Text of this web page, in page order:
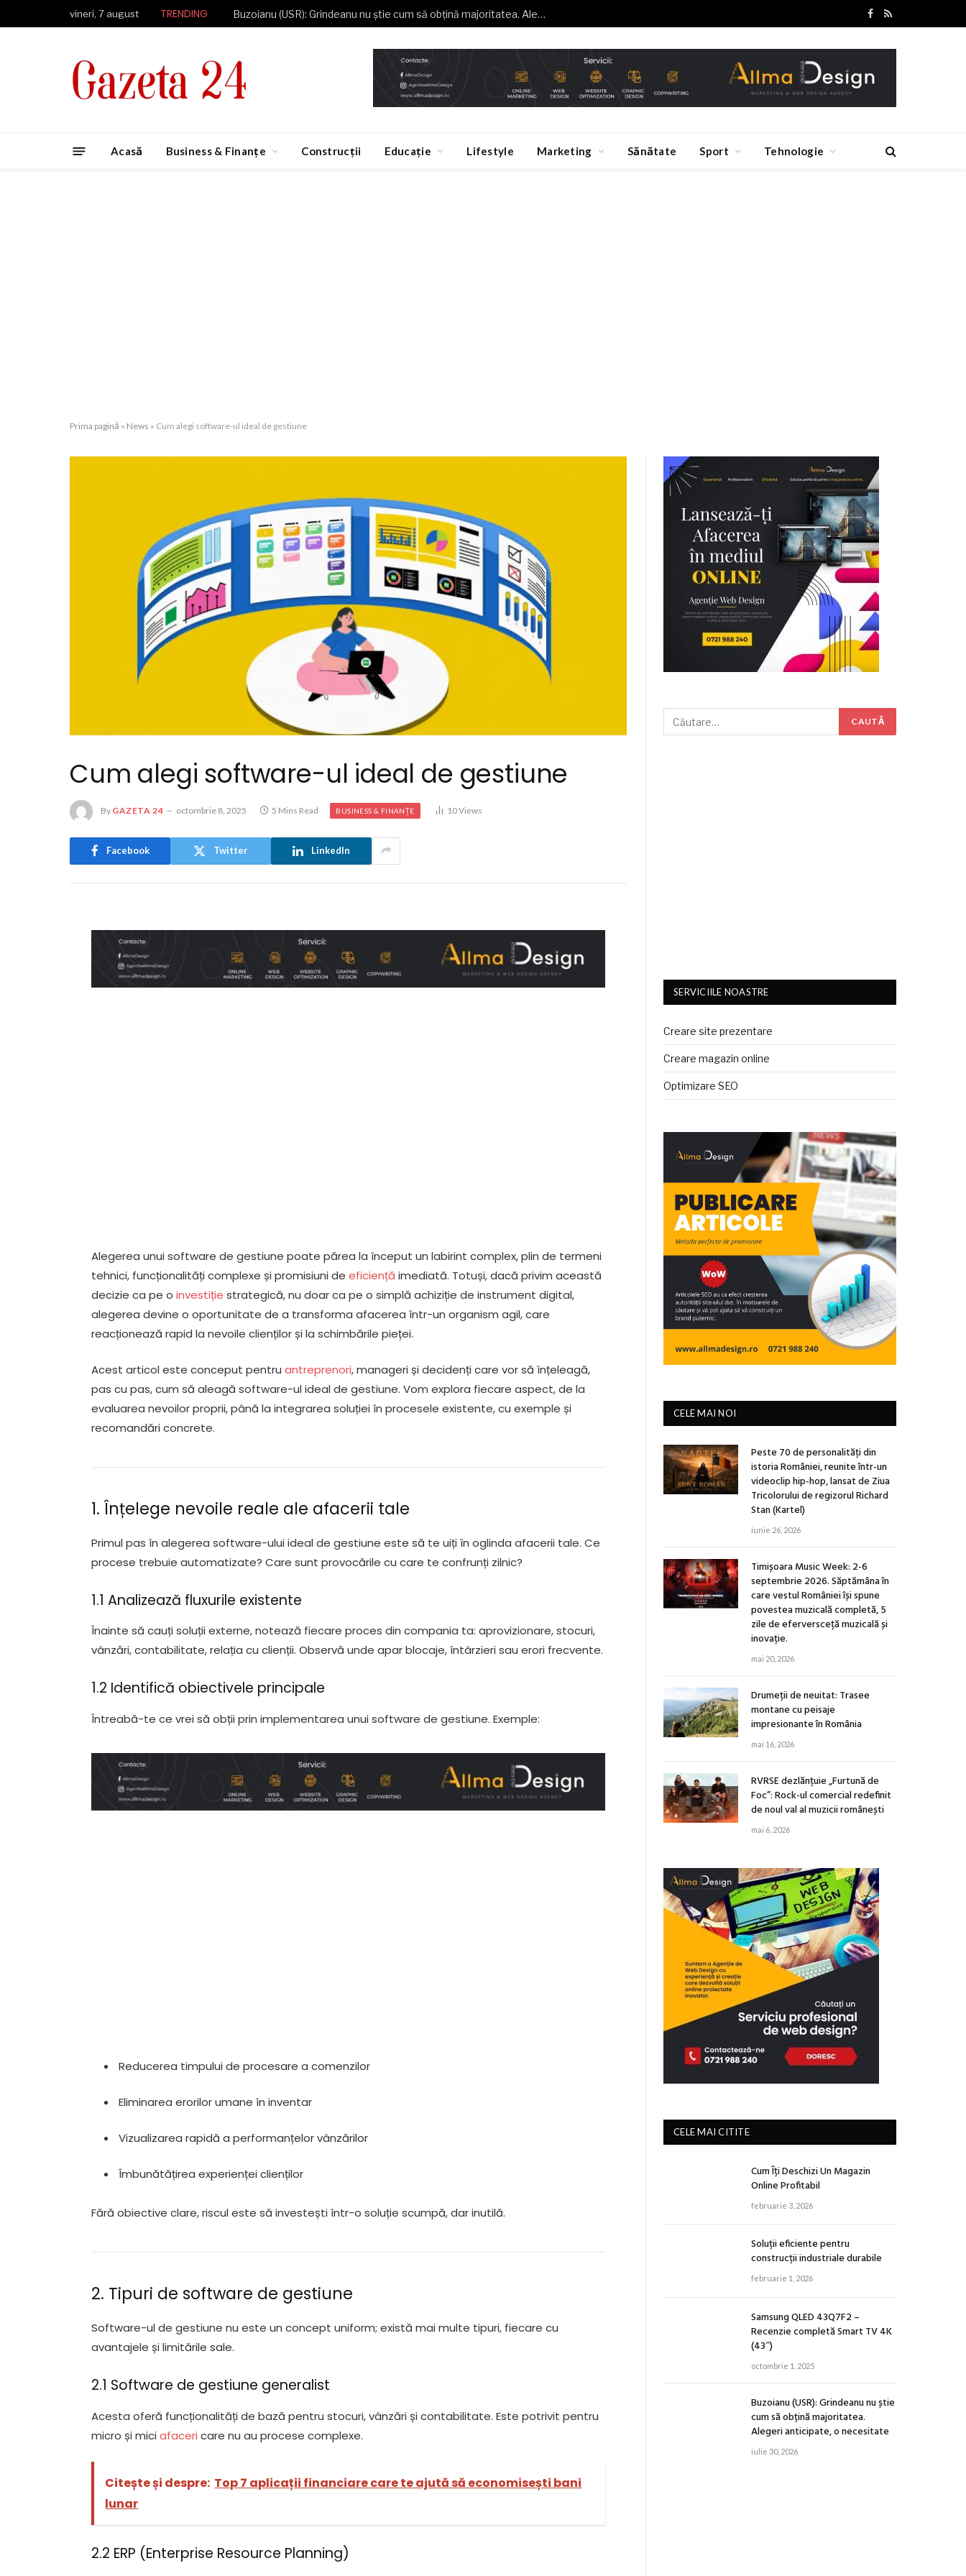
vineri, 7 august TRENDING Buzoianu (USR): Grindeanu nu știe cum să obțină majoritatea. Alegeri anticipate, o necesitate
Facebook
RSS
Acasă Business & Finanțe Construcții Educație Lifestyle Marketing Sănătate Sport Tehnologie
Prima pagină » News » Cum alegi software-ul ideal de gestiune
Cum alegi software-ul ideal de gestiune
By GAZETA 24 octombrie 8, 2025 5 Mins Read BUSINESS & FINANȚE 10Views
Facebook Twitter LinkedIn
Alegerea unui software de gestiune poate părea la început un labirint complex, plin de termeni
tehnici, funcționalități complexe și promisiuni deeficiență imediată. Totuși, dacă privim această
decizie ca pe oinvestiție strategică, nu doar ca pe o simplă achiziție de instrument digital,
alegerea devine o oportunitate de a transforma afacerea într-un organism agil, care
reacționează rapid la nevoile clienților și la schimbările pieței.
Acest articol este conceput pentruantreprenori, manageri și decidenți care vor să înțeleagă,
pas cu pas, cum să aleagă software-ul ideal de gestiune. Vom explora fiecare aspect, de la
evaluarea nevoilor proprii, până la integrarea soluției în procesele existente, cu exemple și
recomandări concrete.
1. Înțelege nevoile reale ale afacerii tale
Primul pas în alegerea software-ului ideal de gestiune este să te uiți în oglinda afacerii tale. Ce
procese trebuie automatizate? Care sunt provocările cu care te confrunți zilnic?
1.1 Analizează fluxurile existente
Înainte să cauți soluții externe, notează fiecare proces din compania ta: aprovizionare, stocuri,
vânzări, contabilitate, relația cu clienții. Observă unde apar blocaje, întârzieri sau erori frecvente.
1.2 Identifică obiectivele principale
Întreabă-te ce vrei să obții prin implementarea unui software de gestiune. Exemple:
Reducerea timpului de procesare a comenzilor
Eliminarea erorilor umane în inventar
Vizualizarea rapidă a performanțelor vânzărilor
Îmbunătățirea experienței clienților
Fără obiective clare, riscul este să investești într-o soluție scumpă, dar inutilă.
2. Tipuri de software de gestiune
Software-ul de gestiune nu este un concept uniform; există mai multe tipuri, fiecare cu
avantajele și limitările sale.
2.1 Software de gestiune generalist
Acesta oferă funcționalități de bază pentru stocuri, vânzări și contabilitate. Este potrivit pentru
micro și miciafaceri care nu au procese complexe.
Citește și despre: Top 7 aplicații financiare care te ajută să economisești bani
lunar
2.2 ERP (Enterprise Resource Planning)
SERVICIILE NOASTRE
Creare site prezentare
Creare magazin online
Optimizare SEO
CELE MAI NOI
Peste 70 de personalități din
istoria României, reunite într-un
videoclip hip-hop, lansat de Ziua
Tricolorului de regizorul Richard
Stan (Kartel)
iunie 26, 2026
Timișoara Music Week: 2-6
septembrie 2026. Săptămâna în
care vestul României își spune
povestea muzicală completă, 5
zile de eferversceță muzicală și
inovație.
mai 20, 2026
Drumeții de neuitat: Trasee
montane cu peisaje
impresionante în România
mai 16, 2026
RVRSE dezlănțuie „Furtună de
Foc”: Rock-ul comercial redefinit
de noul val al muzicii românești
mai 6, 2026
CELE MAI CITITE
Cum Îți Deschizi Un Magazin
Online Profitabil
februarie 3, 2026
Soluții eficiente pentru
construcții industriale durabile
februarie 1, 2026
Samsung QLED 43Q7F2 –
Recenzie completă Smart TV 4K
(43″)
octombrie 1, 2025
Buzoianu (USR): Grindeanu nu știe
cum să obțină majoritatea.
Alegeri anticipate, o necesitate
iulie 30, 2026